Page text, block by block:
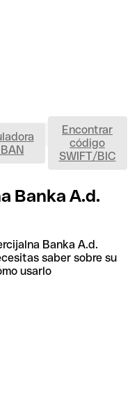
Encontrar
código
SWIFT/BIC
Banka A.d.
Banka A.d.
saber sobre su
usarlo